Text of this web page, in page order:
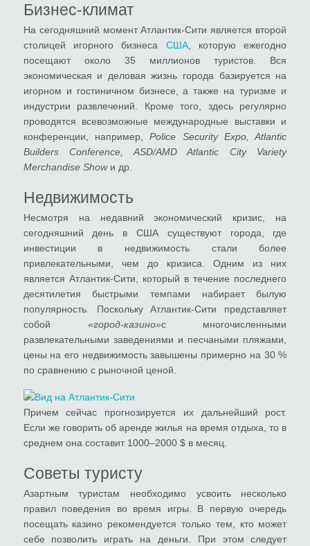
Бизнес-климат
На сегодняшний момент Атлантик-Сити является второй
столицей игорного бизнеса США, которую ежегодно
посещают около 35 миллионов туристов. Вся
экономическая и деловая жизнь города базируется на
игорном и гостиничном бизнесе, а также на туризме и
индустрии развлечений. Кроме того, здесь регулярно
проводятся всевозможные международные выставки и
конференции, например,Police Security Expo, Atlantic
Builders Conference, ASD/AMD Atlantic City Variety
Merchandise Showи др.
Недвижимость
Несмотря на недавний экономический кризис, на
сегодняшний день в США существуют города, где
инвестиции в недвижимость стали более
привлекательными, чем до кризиса. Одним из них
является Атлантик-Сити, который в течение последнего
десятилетия быстрыми темпами набирает былую
популярность. Поскольку Атлантик-Сити представляет
собой «город-казино»с многочисленными
развлекательными заведениями и песчаными пляжами,
цены на его недвижимость завышены примерно на 30 %
по сравнению с рыночной ценой.
Причем сейчас прогнозируется их дальнейший рост.
Если же говорить об аренде жилья на время отдыха, то в
среднем она составит 1000–2000 $ в месяц.
Советы туристу
Азартным туристам необходимо усвоить несколько
правил поведения во время игры. В первую очередь
посещать казино рекомендуется только тем, кто может
себе позволить играть на деньги. При этом следует